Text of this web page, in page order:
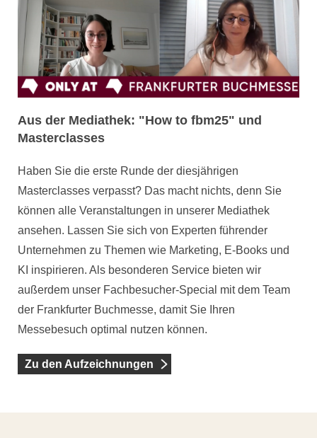
Aus der Mediathek: "How to fbm25" und
Masterclasses
Haben Sie die erste Runde der diesjährigen
Masterclasses verpasst? Das macht nichts, denn Sie
können alle Veranstaltungen in unserer Mediathek
ansehen. Lassen Sie sich von Experten führender
Unternehmen zu Themen wie Marketing, E-Books und
KI inspirieren. Als besonderen Service bieten wir
außerdem unser Fachbesucher-Special mit dem Team
der Frankfurter Buchmesse, damit Sie Ihren
Messebesuch optimal nutzen können.
Zu den Aufzeichnungen